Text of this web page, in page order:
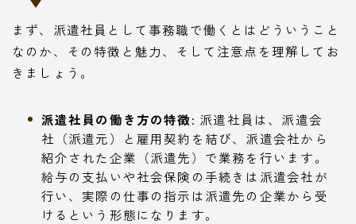
まず、派遣社員として事務職で働くとはどういうこと
なのか、その特徴と魅力、そして注意点を理解してお
きましょう。
派遣社員の働き方の特徴: 派遣社員は、派遣会
社（派遣元）と雇用契約を結び、派遣会社から
紹介された企業（派遣先）で業務を行います。
給与の支払いや社会保険の手続きは派遣会社が
行い、実際の仕事の指示は派遣先の企業から受
けるという形態になります。